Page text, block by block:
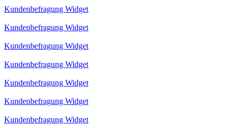
Kundenbefragung Widget
Kundenbefragung Widget
Kundenbefragung Widget
Kundenbefragung Widget
Kundenbefragung Widget
Kundenbefragung Widget
Kundenbefragung Widget